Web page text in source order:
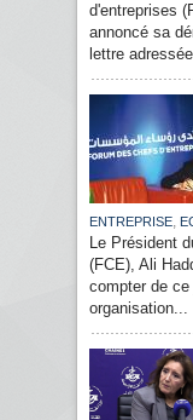
d'entreprises
annoncé sa
lettre
ENTREPRISE,
Le Président
(FCE), Ali
compter de
organisation...